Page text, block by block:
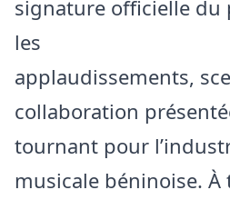
signature officielle du
les
applaudissements,
collaboration
tournant pour
musicale béninoise. À